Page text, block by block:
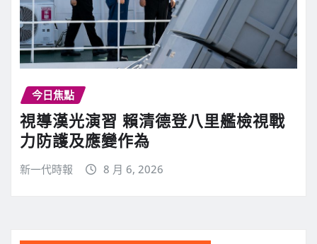
今日焦點
視導漢光演習 賴清德登八里艦檢視戰
力防護及應變作為
新一代時報 8 月 6, 2026